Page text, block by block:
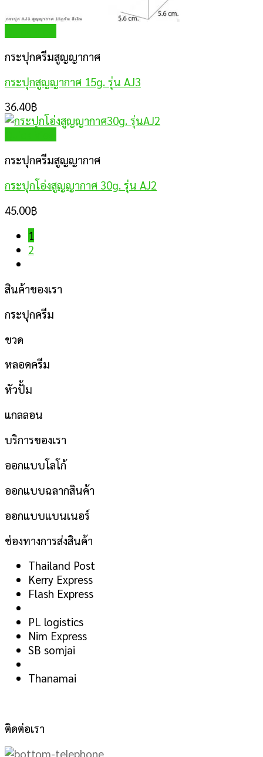
กระปุกครีมสูญญากาศ
กระปุกสูญญากาศ 15g. รุ่น AJ3
36.40฿
กระปุกครีมสูญญากาศ
กระปุกโอ่งสูญญากาศ 30g. รุ่น AJ2
45.00฿
1
2
สินค้าของเรา
กระปุกครีม
ขวด
หลอดครีม
หัวปั้ม
แกลลอน
บริการของเรา
ออกแบบโลโก้
ออกแบบฉลากสินค้า
ออกแบบแบนเนอร์
ช่องทางการส่งสินค้า
Thailand Post
Kerry Express
Flash Express
PL logistics
Nim Express
SB somjai
Thanamai
ติดต่อเรา